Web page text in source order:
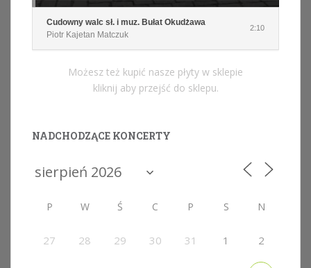
Cudowny walc sł. i muz. Bułat Okudżawa
Piotr Kajetan Matczuk
2:10
Możesz też kupić nasze płyty w sklepie
kliknij aby przejść do sklepu.
NADCHODZĄCE KONCERTY
P W Ś C P S N
27 28 29 30 31 1 2